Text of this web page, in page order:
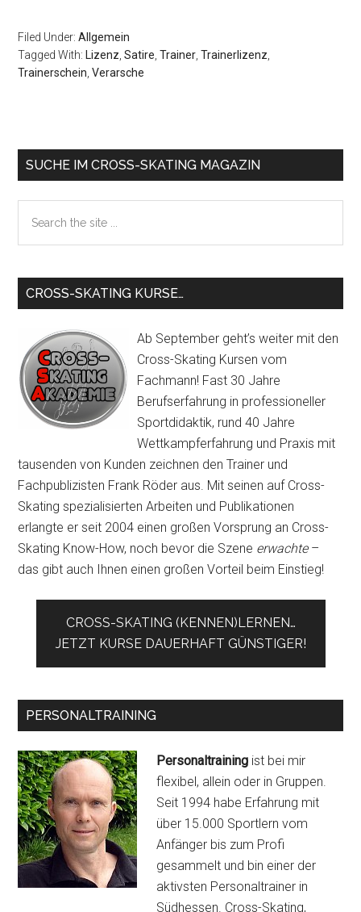
Filed Under:Allgemein
Tagged With:Lizenz ,Satire ,Trainer ,Trainerlizenz
Trainerschein ,Verarsche
Primary
SUCHE IM CROSS-SKATING MAGAZIN
the
CROSS-SKATING KURSE…
Ab September geht’s weiter mit den
Cross-Skating Kursen vom
Fachmann! Fast 30 Jahre
Berufserfahrung in professioneller
Sportdidaktik, rund 40 Jahre
Wettkampferfahrung und Praxis mit
tausenden von Kunden zeichnen den Trainer und
Fachpublizisten Frank Röder aus. Mit seinen auf Cross-
Skating spezialisierten Arbeiten und Publikationen
erlangte er seit 2004 einen großen Vorsprung an Cross-
Skating Know-How, noch bevor die Szene erwachte–
das gibt auch Ihnen einen großen Vorteil beim Einstieg!
CROSS-SKATING (KENNEN)LERNEN…
JETZT KURSE DAUERHAFT GÜNSTIGER!
PERSONALTRAINING
Personaltraining ist bei mir
flexibel, allein oder in Gruppen.
Seit 1994 habe Erfahrung mit
über 15.000 Sportlern vom
Anfänger bis zum Profi
gesammelt und bin einer der
aktivsten Personaltrainer in
Südhessen. Cross-Skating,